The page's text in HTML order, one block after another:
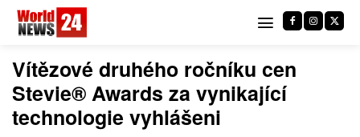
Vítězové druhého ročníku cen
Stevie® Awards za vynikající
technologie vyhlášeni